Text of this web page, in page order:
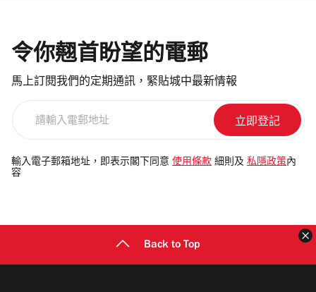
令你翹首盼望的電郵
馬上訂閱我們的定期通訊，緊貼城中最新情報
電
郵
輸入電子郵箱地址，即表示閣下同意 使用條款 細則及 私隱政策 內
容
Back to Top